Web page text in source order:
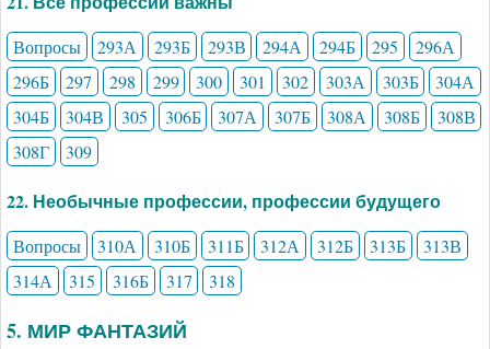
Вопросы 293А 293Б 293В 294А 294Б 295
296А
296Б
297 298 299 300 301 302 303А 303Б
304А
304Б
304В 305 306Б 307А 307Б 308А 308Б
308В
308Г
309
22. Необычные профессии, профессии будущего
Вопросы 310А 310Б 311Б 312А 312Б 313Б
313В
314А
315 316Б 317 318
5. МИР ФАНТАЗИЙ